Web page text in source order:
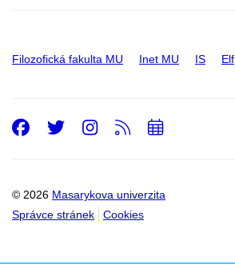
Filozofická fakulta MU Inet MU IS Elf
© 2026 Masarykova univerzita
Správce stránek
Cookies
Facebook
Twitter
Instagram
RSSPřidat